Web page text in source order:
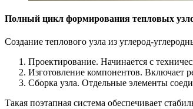
Полный цикл формирования тепловых
Создание теплового узла из углерод-
Проектирование. Начинается с
Изготовление компонентов. Включает
Сборка узла. Отдельные элементы
Такая поэтапная система обеспечивает